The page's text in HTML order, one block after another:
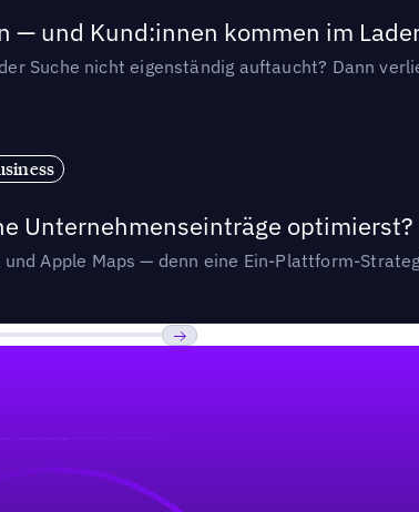
— und Kund:innen kommen im
Suche nicht eigenständig auftaucht? Dann
Unternehmenseinträge optimierst?
Apple Maps — denn eine Ein-Plattform-